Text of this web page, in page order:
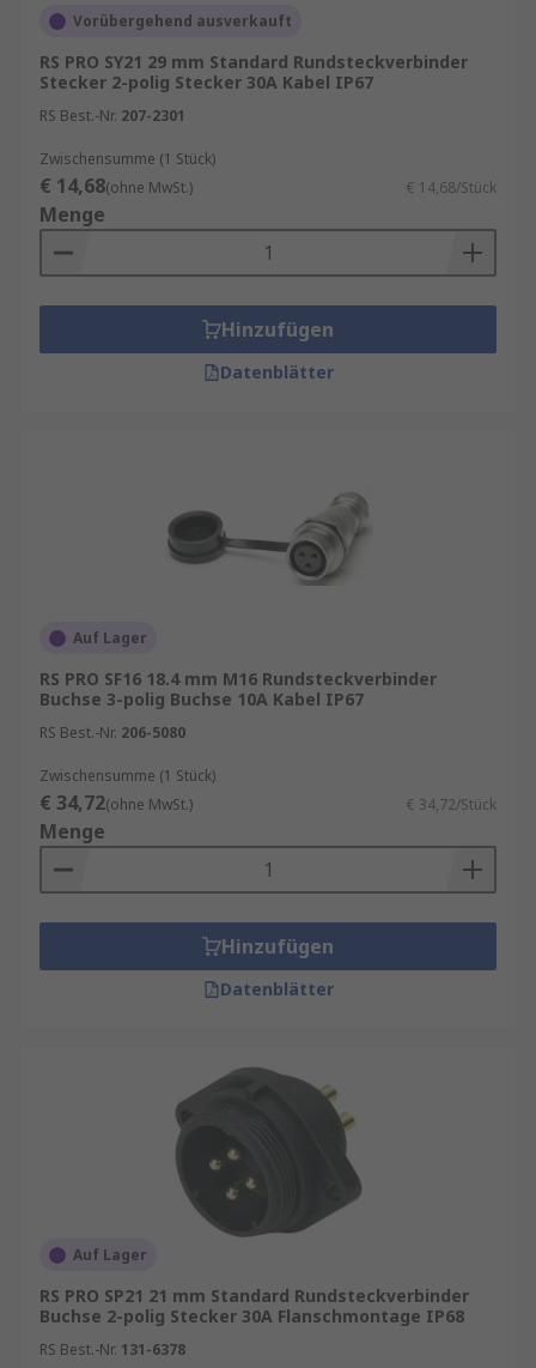
Vorübergehend ausverkauft
RS PRO SY21 29 mm Standard Rundsteckverbinder
Stecker 2-polig Stecker 30A Kabel IP67
RS Best.-Nr. 207-2301
Zwischensumme (1 Stück)
€ 14,68(ohne MwSt.) € 14,68/Stück
Menge
Hinzufügen
Datenblätter
Auf Lager
RS PRO SF16 18.4 mm M16 Rundsteckverbinder
Buchse 3-polig Buchse 10A Kabel IP67
RS Best.-Nr. 206-5080
Zwischensumme (1 Stück)
€ 34,72(ohne MwSt.) € 34,72/Stück
Menge
Hinzufügen
Datenblätter
Auf Lager
RS PRO SP21 21 mm Standard Rundsteckverbinder
Buchse 2-polig Stecker 30A Flanschmontage IP68
RS Best.-Nr. 131-6378